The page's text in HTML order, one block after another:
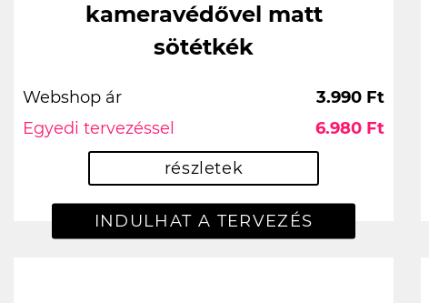
kameravédővel matt
sötétkék
Webshop ár
3.990 Ft
Egyedi tervezéssel
6.980 Ft
részletek
INDULHAT A TERVEZÉS